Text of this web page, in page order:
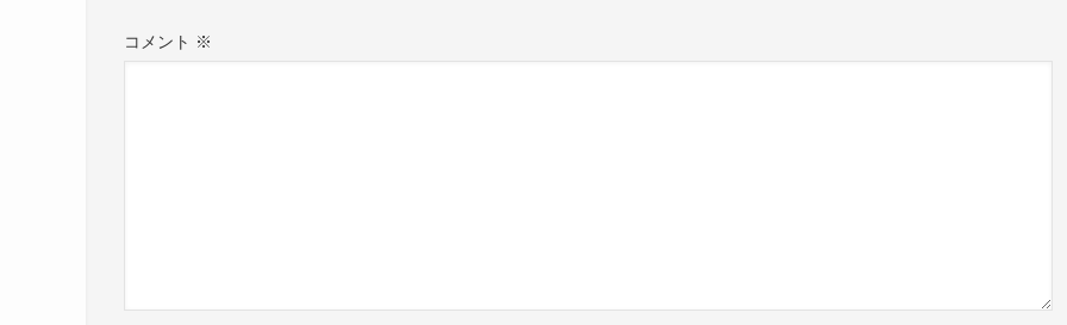
コメント ※